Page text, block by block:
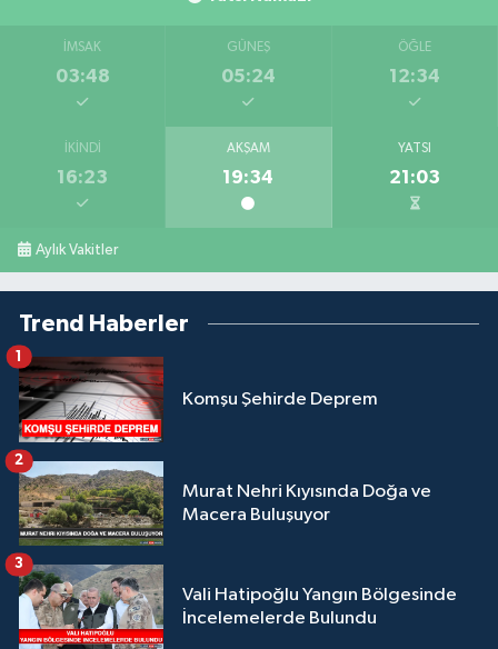
İMSAK
03:48
GÜNEŞ
05:24
ÖĞLE
12:34
İKINDI
16:23
AKŞAM
19:34
YATSI
21:03
Aylık Vakitler
Trend Haberler
Komşu Şehirde Deprem
1
Murat Nehri Kıyısında Doğa ve
Macera Buluşuyor
2
Vali Hatipoğlu Yangın Bölgesinde
İncelemelerde Bulundu
3